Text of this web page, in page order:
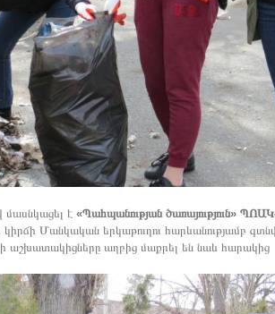
է «Պահպանության ծառայություն»
Մանկական երկաթուղու հարևանությամբ
աշխատակիցները աղբից մաքրել են նաև հարակից